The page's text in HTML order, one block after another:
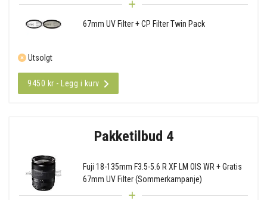
67mm UV Filter + CP Filter Twin Pack
Utsolgt
9450 kr - Legg i kurv
Pakketilbud 4
Fuji 18-135mm F3.5-5.6 R XF LM OIS WR + Gratis
67mm UV Filter (Sommerkampanje)